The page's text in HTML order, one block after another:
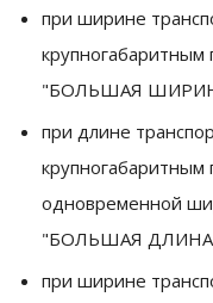
при ширине
"БОЛЬШАЯ
при длине
крупногабаритным
одновременной
"БОЛЬШАЯ
при ширине